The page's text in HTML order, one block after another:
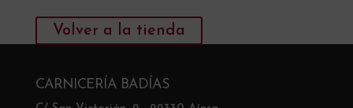
Volver a la tienda
CARNICERÍA BADÍAS